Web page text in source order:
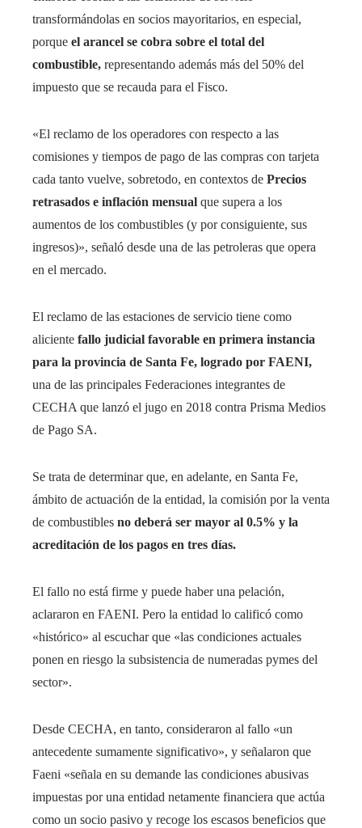
transformándolas en socios mayoritarios, en especial,
porque el arancel se cobra sobre el total del
combustible, representando además más del 50% del
impuesto que se recauda para el Fisco.
«El reclamo de los operadores con respecto a las
comisiones y tiempos de pago de las compras con tarjeta
cada tanto vuelve, sobretodo, en contextos de Precios
retrasados ​​e inflación mensual que supera a los
aumentos de los combustibles (y por consiguiente, sus
ingresos)», señaló desde una de las petroleras que opera
en el mercado.
El reclamo de las estaciones de servicio tiene como
aliciente fallo judicial favorable en primera instancia
para la provincia de Santa Fe, logrado por FAENI,
una de las principales Federaciones integrantes de
CECHA que lanzó el jugo en 2018 contra Prisma Medios
de Pago SA.
Se trata de determinar que, en adelante, en Santa Fe,
ámbito de actuación de la entidad, la comisión por la venta
de combustibles no deberá ser mayor al 0.5% y la
acreditación de los pagos en tres días.
El fallo no está firme y puede haber una pelación,
aclararon en FAENI. Pero la entidad lo calificó como
«histórico» al escuchar que «las condiciones actuales
ponen en riesgo la subsistencia de numeradas pymes del
sector».
Desde CECHA, en tanto, consideraron al fallo «un
antecedente sumamente significativo», y señalaron que
Faeni «señala en su demande las condiciones abusivas
impuestas por una entidad netamente financiera que actúa
como un socio pasivo y recoge los escasos beneficios que